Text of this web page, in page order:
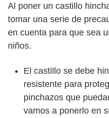
Al poner un castillo
tomar una serie de
en cuenta para que sea
niños.
El castillo se debe
resistente para
pinchazos que
vamos a ponerlo en